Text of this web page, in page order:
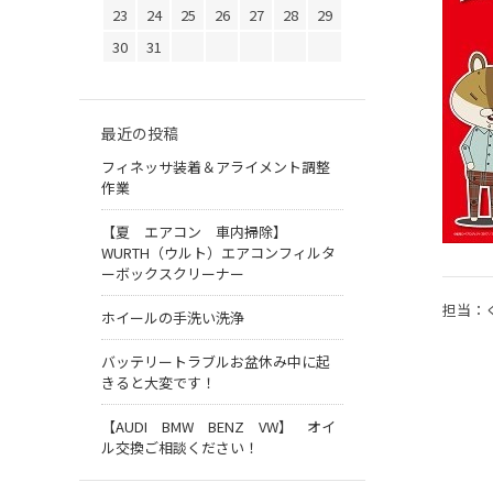
担当：
23 24 25 26 27 28
29
30
31
最近の投稿
フィネッサ装着＆アライメント調整
作業
【夏 エアコン 車内掃除】
WURTH（ウルト）エアコンフィルタ
ーボックスクリーナー
ホイールの手洗い洗浄
バッテリートラブルお盆休み中に起
きると大変です！
【AUDI BMW BENZ VW】 オイ
ル交換ご相談ください！